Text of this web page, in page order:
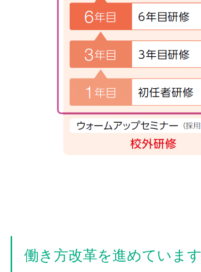
働き方改革を進めています